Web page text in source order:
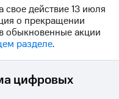
действие 13 июля
о прекращении
обыкновенные акции
разделе.
цифровых